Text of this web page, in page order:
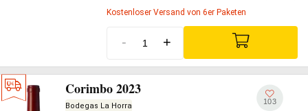
Kostenloser Versand von 6er Paketen
- +
Corimbo 2023
Bodegas La Horra 103